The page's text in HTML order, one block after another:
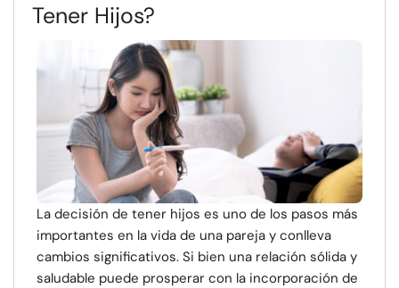
Tener Hijos?
La decisión de tener hijos es uno de los pasos más
importantes en la vida de una pareja y conlleva
cambios significativos. Si bien una relación sólida y
saludable puede prosperar con la incorporación de